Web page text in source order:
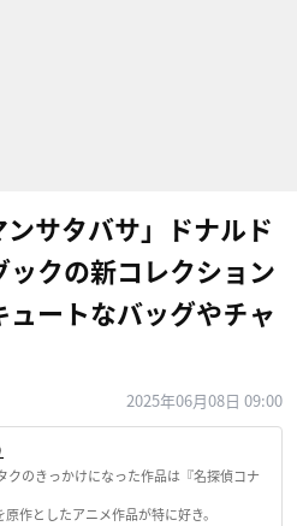
サタバサ」ドナルド
ックの新コレクション
ートなバッグやチャ
2025年06月08日 09:00
クのきっかけになった作品は『名探偵コナ
作としたアニメ作品が特に好き。